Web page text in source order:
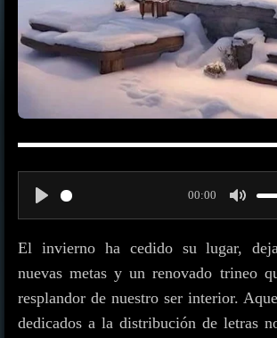
P
l
a
y
00:00
M
u
t
e
El invierno ha cedido su lugar,
nuevas metas y un renovado trineo
resplandor de nuestro ser interior.
dedicados a la distribución de letras